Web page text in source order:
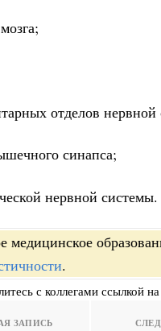
отделов
синапса;
нервной системы.
медицинское
.
с коллегами ссылкой
ЗАПИСЬ